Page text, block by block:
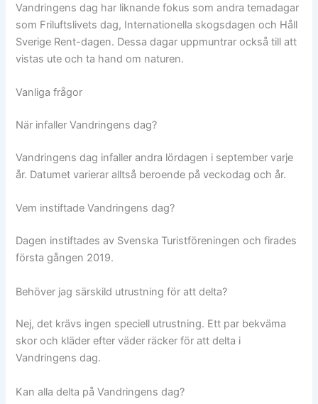
Vandringens dag har liknande fokus som andra temadagar
som Friluftslivets dag, Internationella skogsdagen och Håll
Sverige Rent-dagen. Dessa dagar uppmuntrar också till att
vistas ute och ta hand om naturen.
Vanliga frågor
När infaller Vandringens dag?
Vandringens dag infaller andra lördagen i september varje
år. Datumet varierar alltså beroende på veckodag och år.
Vem instiftade Vandringens dag?
Dagen instiftades av Svenska Turistföreningen och firades
första gången 2019.
Behöver jag särskild utrustning för att delta?
Nej, det krävs ingen speciell utrustning. Ett par bekväma
skor och kläder efter väder räcker för att delta i
Vandringens dag.
Kan alla delta på Vandringens dag?